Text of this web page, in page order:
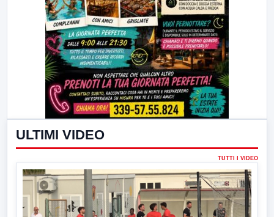
ULTIMI VIDEO
TUTTI I VIDEO